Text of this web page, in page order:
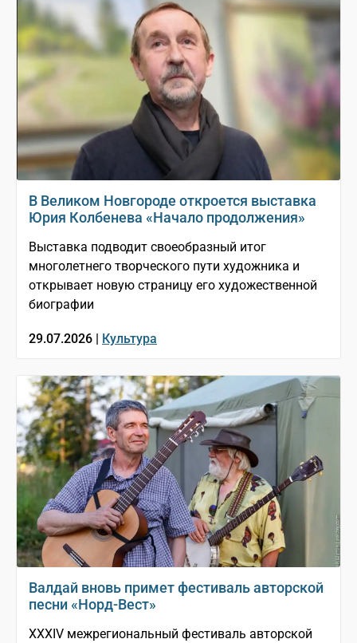
В Великом Новгороде откроется выставка
Юрия Колбенева «Начало продолжения»
Выставка подводит своеобразный итог
многолетнего творческого пути художника и
открывает новую страницу его художественной
биографии
29.07.2026 | Культура
Валдай вновь примет фестиваль авторской
песни «Норд-Вест»
XXXIV межрегиональный фестиваль авторской